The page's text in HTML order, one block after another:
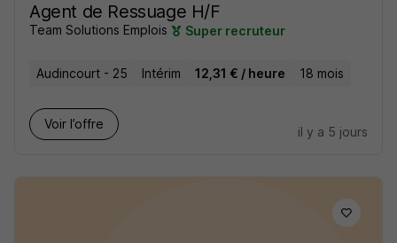
Agent de Ressuage H/F
Team Solutions Emplois Super recruteur
Audincourt - 25 Intérim 12,31 € / heure 18 mois
Voir l’offre
il y a 5 jours